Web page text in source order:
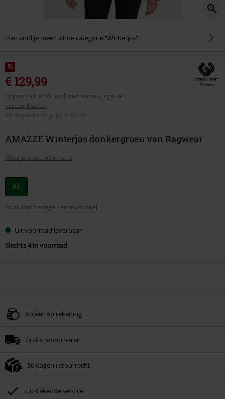
Hier vind je meer uit de categorie "Winterjas"
%
€ 129,99
Prijzen incl. BTW, exclusief verpakkings- en
verzendkosten
30 dagen beste prijs
€ 48,99
AMAZZE Winterjas donkergroen van Ragwear
Meer productinformatie
Kies
je
maat
XL
Productafmetingen en maattabel
Uit voorraad leverbaar
Slechts 4 in voorraad
Kopen op rekening
Gratis retourneren
30 dagen retourrecht
Uitstekende service